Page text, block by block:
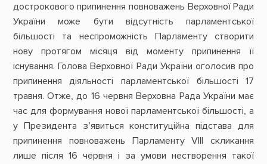
дострокового припинення повноважень Верховної Ради
України може бути відсутність парламентської
більшості та неспроможність Парламенту створити
нову протягом місяця від моменту припинення її
існування. Голова Верховної Ради України оголосив про
припинення діяльності парламентської більшості 17
травня. Отже, до 16 червня Верховна Рада України має
час для формування нової парламентської більшості, а
у Президента з’явиться конституційна підстава для
припинення повноважень Парламенту VIII скликання
лише після 16 червня і за умови нестворення такої